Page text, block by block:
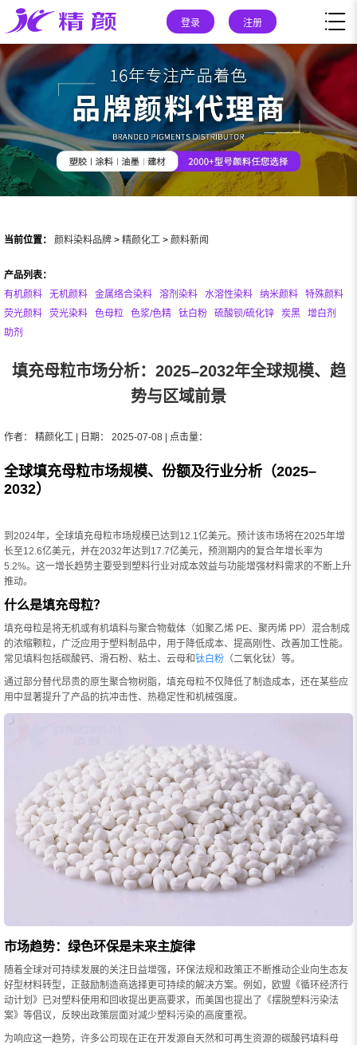
登录 注册
当前位置： 颜料染料品牌 > 精颜化工 > 颜料新闻
产品列表：
有机颜料
无机颜料 金属络合染料 溶剂染料 水溶性染料 纳米颜料
特殊颜料
荧光颜料
荧光染料 色母粒 色浆/色精 钛白粉 硫酸钡/硫化锌 炭黑
增白剂
助剂
填充母粒市场分析：2025–2032年全球规模、趋
势与区域前景
作者： 精颜化工 | 日期： 2025-07-08 | 点击量：
全球填充母粒市场规模、份额及行业分析（2025–
2032）
到2024年，全球填充母粒市场规模已达到12.1亿美元。预计该市场将在2025年增
长至12.6亿美元，并在2032年达到17.7亿美元，预测期内的复合年增长率为
5.2%。这一增长趋势主要受到塑料行业对成本效益与功能增强材料需求的不断上升
推动。
什么是填充母粒？
填充母粒是将无机或有机填料与聚合物载体（如聚乙烯 PE、聚丙烯 PP）混合制成
的浓缩颗粒，广泛应用于塑料制品中，用于降低成本、提高刚性、改善加工性能。
常见填料包括碳酸钙、滑石粉、粘土、云母和钛白粉 （二氧化钛）等。
通过部分替代昂贵的原生聚合物树脂，填充母粒不仅降低了制造成本，还在某些应
用中显著提升了产品的抗冲击性、热稳定性和机械强度。
市场趋势：绿色环保是未来主旋律
随着全球对可持续发展的关注日益增强，环保法规和政策正不断推动企业向生态友
好型材料转型，正鼓励制造商选择更可持续的解决方案。例如，欧盟《循环经济行
动计划》已对塑料使用和回收提出更高要求，而美国也提出了《摆脱塑料污染法
案》等倡议，反映出政策层面对减少塑料污染的高度重视。
为响应这一趋势，许多公司现在正在开发源自天然和可再生资源的碳酸钙填料母